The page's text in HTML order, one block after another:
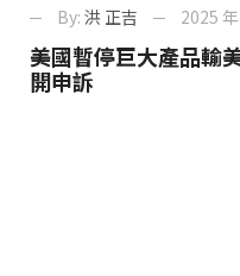
By: 洪 正吉 2025
美國暫停巨大產品輸
開申訴